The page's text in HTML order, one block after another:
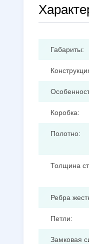
Габариты:
Коробка:
Полотно:
Толщина
Ребра
Петли:
Замковая